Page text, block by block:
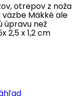
otrepov z noža
Mäkké ale
úpravu než
2,5 x 1,2 cm